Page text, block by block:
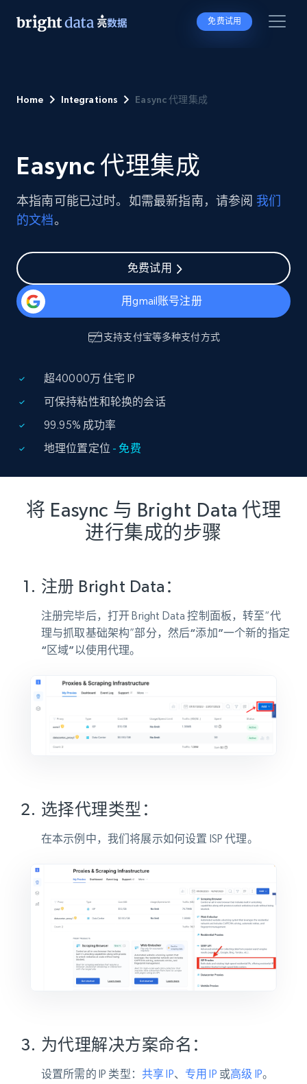
免费试用
Home Integrations Easync 代理集成
Easync 代理集成
本指南可能已过时。如需最新指南，请参阅 我们
的文档。
免费试用
用gmail账号注册
支持支付宝等多种支付方式
超40000万 住宅 IP
可保持粘性和轮换的会话
99.95% 成功率
地理位置定位 - 免费
将 Easync 与 Bright Data 代理
进行集成的步骤
注册 Bright Data：
注册完毕后，打开 Bright Data 控制面板，转至“代
理与抓取基础架构”部分，然后“添加”一个新的指定
“区域”以使用代理。
选择代理类型：
在本示例中，我们将展示如何设置 ISP 代理。
为代理解决方案命名：
设置所需的 IP 类型： 共享 IP、 专用 IP 或高级 IP。